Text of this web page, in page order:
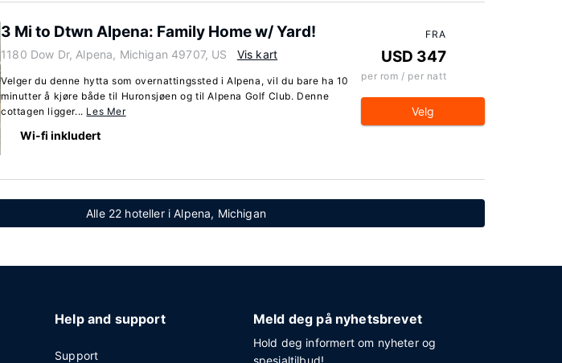
3 Mi to Dtwn Alpena: Family Home w/ Yard!
1180 Dow Dr, Alpena, Michigan 49707, US Vis kart
Velger du denne hytta som overnattingssted i Alpena, vil du bare ha 10
minutter å kjøre både til Huronsjøen og til Alpena Golf Club. Denne
cottagen ligger... Les Mer
Wi-fi inkludert
FRA
USD 347
per rom / per natt
Velg
Alle 22 hoteller i Alpena, Michigan
Help and support
Support
Meld deg på nyhetsbrevet
Hold deg informert om nyheter og
spesialtilbud!